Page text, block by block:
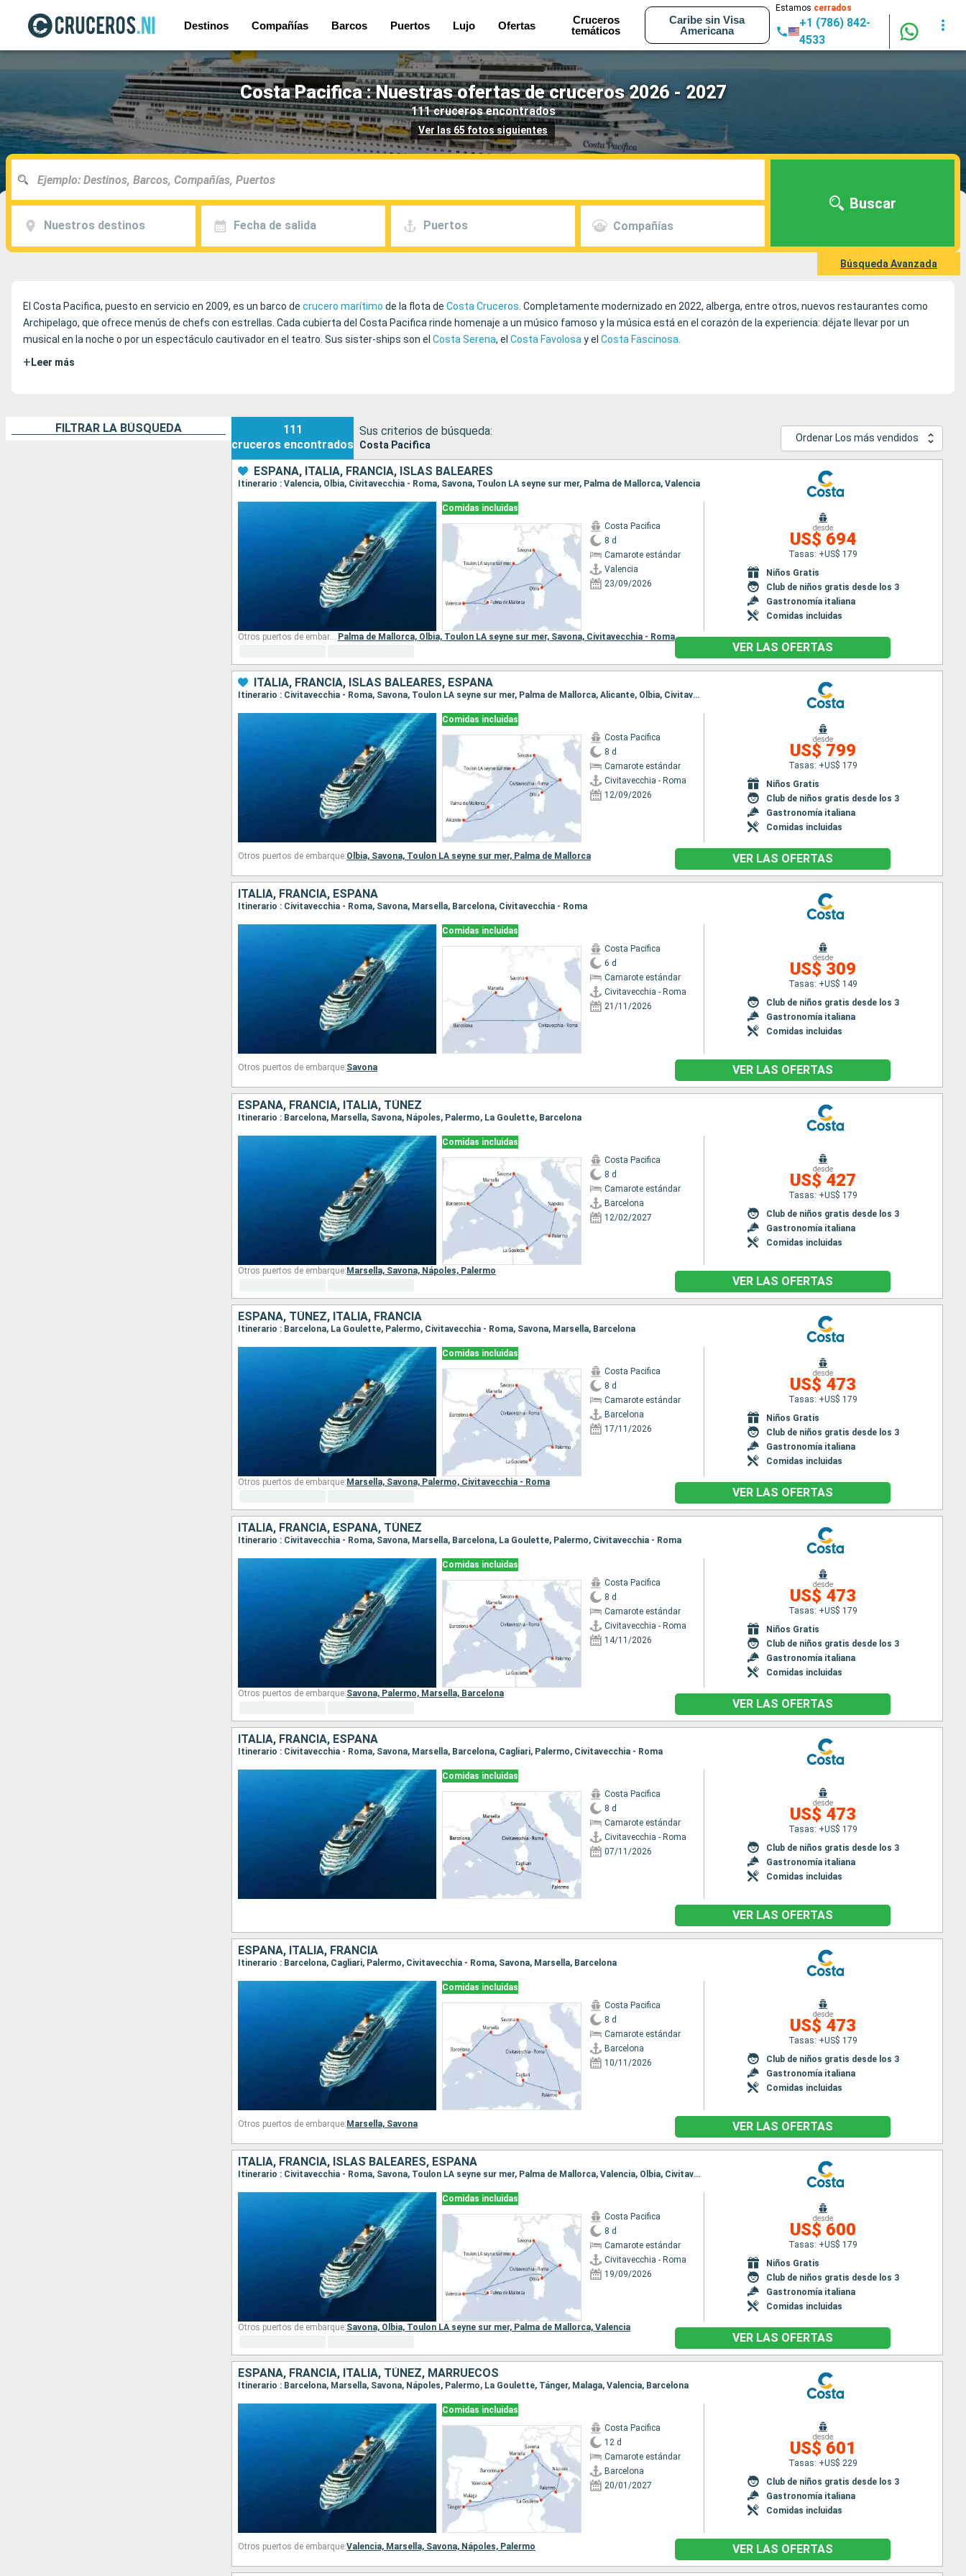
Destinos Compañías Barcos Puertos Lujo Ofertas
Cruceros
temáticos
Caribe sin Visa
Americana
Estamos cerrados
+1 (786) 842-
4533
Costa Pacifica : Nuestras ofertas de cruceros 2026 - 2027
111 cruceros encontrados
Ver las 65 fotos siguientes
Nuestros destinos Fecha de salida Puertos Compañías
Buscar
Búsqueda Avanzada
El Costa Pacifica, puesto en servicio en 2009, es un barco de crucero marítimo de la flota de Costa Cruceros . Completamente modernizado en 2022, alberga, entre otros, nuevos restaurantes como
Archipelago, que ofrece menús de chefs con estrellas. Cada cubierta del Costa Pacifica rinde homenaje a un músico famoso y la música está en el corazón de la experiencia: déjate llevar por un
musical en la noche o por un espectáculo cautivador en el teatro. Sus sister-ships son el Costa Serena, el Costa Favolosa y el Costa Fascinosa
+ Leer más
FILTRAR LA BÚSQUEDA
111
cruceros encontrados
Sus criterios de búsqueda:
Costa Pacifica
Ordenar Los más vendidos
ESPAÑA, ITALIA, FRANCIA, ISLAS BALEARES
Itinerario : Valencia, Olbia, Civitavecchia - Roma, Savona, Toulon LA seyne sur mer, Palma de Mallorca, Valencia
Comidas incluidas
Costa Pacifica
8 d
Camarote estándar
Valencia
23/09/2026
desde
US$ 694
Tasas: +US$ 179
Niños Gratis
Club de niños gratis desde los 3
Gastronomía italiana
Comidas incluidas
Otros puertos de embarque: Palma de Mallorca, Olbia, Toulon LA seyne sur mer, Savona, Civitavecchia - Roma
VER LAS OFERTAS
ITALIA, FRANCIA, ISLAS BALEARES, ESPAÑA
Itinerario : Civitavecchia - Roma, Savona, Toulon LA seyne sur mer, Palma de Mallorca, Alicante, Olbia, Civitavecchia - Roma
Comidas incluidas
Costa Pacifica
8 d
Camarote estándar
Civitavecchia - Roma
12/09/2026
desde
US$ 799
Tasas: +US$ 179
Niños Gratis
Club de niños gratis desde los 3
Gastronomía italiana
Comidas incluidas
Otros puertos de embarque:Olbia, Savona, Toulon LA seyne sur mer, Palma de Mallorca VER LAS OFERTAS
ITALIA, FRANCIA, ESPAÑA
Itinerario : Civitavecchia - Roma, Savona, Marsella, Barcelona, Civitavecchia - Roma
Comidas incluidas
Costa Pacifica
6 d
Camarote estándar
Civitavecchia - Roma
21/11/2026
desde
US$ 309
Tasas: +US$ 149
Club de niños gratis desde los 3
Gastronomía italiana
Comidas incluidas
Otros puertos de embarque:Savona VER LAS OFERTAS
ESPAÑA, FRANCIA, ITALIA, TÚNEZ
Itinerario : Barcelona, Marsella, Savona, Nápoles, Palermo, La Goulette, Barcelona
Comidas incluidas
Costa Pacifica
8 d
Camarote estándar
Barcelona
12/02/2027
desde
US$ 427
Tasas: +US$ 179
Club de niños gratis desde los 3
Gastronomía italiana
Comidas incluidas
Otros puertos de embarque: Marsella, Savona, Nápoles, Palermo
VER LAS OFERTAS
ESPAÑA, TÚNEZ, ITALIA, FRANCIA
Itinerario : Barcelona, La Goulette, Palermo, Civitavecchia - Roma, Savona, Marsella, Barcelona
Comidas incluidas
Costa Pacifica
8 d
Camarote estándar
Barcelona
17/11/2026
desde
US$ 473
Tasas: +US$ 179
Niños Gratis
Club de niños gratis desde los 3
Gastronomía italiana
Comidas incluidas
Otros puertos de embarque: Marsella, Savona, Palermo, Civitavecchia - Roma
VER LAS OFERTAS
ITALIA, FRANCIA, ESPAÑA, TÚNEZ
Itinerario : Civitavecchia - Roma, Savona, Marsella, Barcelona, La Goulette, Palermo, Civitavecchia - Roma
Comidas incluidas
Costa Pacifica
8 d
Camarote estándar
Civitavecchia - Roma
14/11/2026
desde
US$ 473
Tasas: +US$ 179
Niños Gratis
Club de niños gratis desde los 3
Gastronomía italiana
Comidas incluidas
Otros puertos de embarque:Savona, Palermo, Marsella, Barcelona
VER LAS OFERTAS
ITALIA, FRANCIA, ESPAÑA
Itinerario : Civitavecchia - Roma, Savona, Marsella, Barcelona, Cagliari, Palermo, Civitavecchia - Roma
Comidas incluidas
Costa Pacifica
8 d
Camarote estándar
Civitavecchia - Roma
07/11/2026
desde
US$ 473
Tasas: +US$ 179
Club de niños gratis desde los 3
Gastronomía italiana
Comidas incluidas
VER LAS OFERTAS
ESPAÑA, ITALIA, FRANCIA
Itinerario : Barcelona, Cagliari, Palermo, Civitavecchia - Roma, Savona, Marsella, Barcelona
Comidas incluidas
Costa Pacifica
8 d
Camarote estándar
Barcelona
10/11/2026
desde
US$ 473
Tasas: +US$ 179
Club de niños gratis desde los 3
Gastronomía italiana
Comidas incluidas
Otros puertos de embarque: Marsella, Savona VER LAS OFERTAS
ITALIA, FRANCIA, ISLAS BALEARES, ESPAÑA
Itinerario : Civitavecchia - Roma, Savona, Toulon LA seyne sur mer, Palma de Mallorca, Valencia, Olbia, Civitavecchia - Roma
Comidas incluidas
Costa Pacifica
8 d
Camarote estándar
Civitavecchia - Roma
19/09/2026
desde
US$ 600
Tasas: +US$ 179
Niños Gratis
Club de niños gratis desde los 3
Gastronomía italiana
Comidas incluidas
Otros puertos de embarque:Savona, Olbia, Toulon LA seyne sur mer, Palma de Mallorca, Valencia
VER LAS OFERTAS
ESPAÑA, FRANCIA, ITALIA, TÚNEZ, MARRUECOS
Itinerario : Barcelona, Marsella, Savona, Nápoles, Palermo, La Goulette, Tánger, Malaga, Valencia, Barcelona
Comidas incluidas
Costa Pacifica
12 d
Camarote estándar
Barcelona
20/01/2027
desde
US$ 601
Tasas: +US$ 229
Club de niños gratis desde los 3
Gastronomía italiana
Comidas incluidas
Otros puertos de embarque:Valencia, Marsella, Savona, Nápoles, Palermo VER LAS OFERTAS